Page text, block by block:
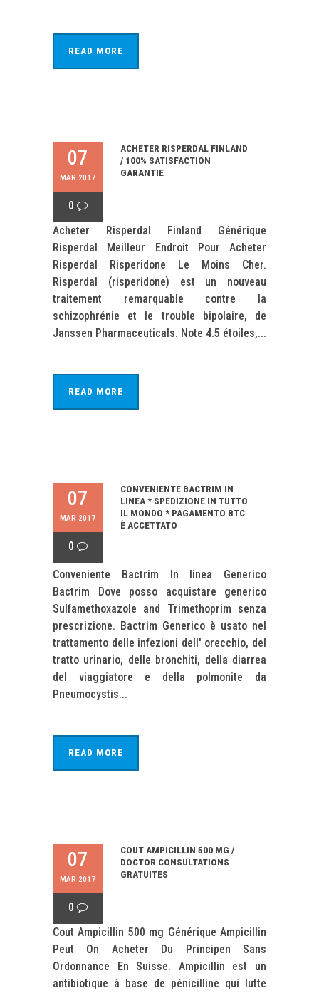
READ MORE
07
MAR 2017
0
ACHETER RISPERDAL FINLAND
/ 100% SATISFACTION
GARANTIE
Acheter Risperdal Finland Générique
Risperdal Meilleur Endroit Pour Acheter
Risperdal Risperidone Le Moins Cher.
Risperdal (risperidone) est un nouveau
traitement remarquable contre la
schizophrénie et le trouble bipolaire, de
Janssen Pharmaceuticals. Note 4.5 étoiles,...
READ MORE
07
MAR 2017
0
CONVENIENTE BACTRIM IN
LINEA * SPEDIZIONE IN TUTTO
IL MONDO * PAGAMENTO BTC
È ACCETTATO
Conveniente Bactrim In linea Generico
Bactrim Dove posso acquistare generico
Sulfamethoxazole and Trimethoprim senza
prescrizione. Bactrim Generico è usato nel
trattamento delle infezioni dell' orecchio, del
tratto urinario, delle bronchiti, della diarrea
del viaggiatore e della polmonite da
Pneumocystis...
READ MORE
07
MAR 2017
0
COUT AMPICILLIN 500 MG /
DOCTOR CONSULTATIONS
GRATUITES
Cout Ampicillin 500 mg Générique Ampicillin
Peut On Acheter Du Principen Sans
Ordonnance En Suisse. Ampicillin est un
antibiotique à base de pénicilline qui lutte